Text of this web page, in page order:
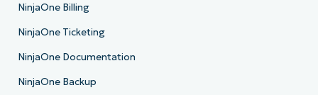
NinjaOne Billing
NinjaOne Ticketing
NinjaOne Documentation
NinjaOne Backup